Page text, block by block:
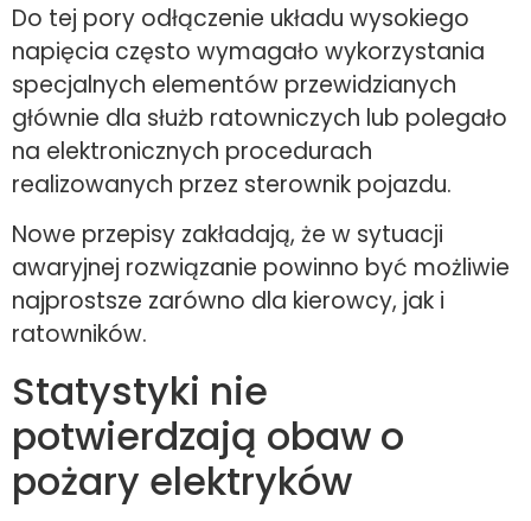
Do tej pory odłączenie układu wysokiego
napięcia często wymagało wykorzystania
specjalnych elementów przewidzianych
głównie dla służb ratowniczych lub polegało
na elektronicznych procedurach
realizowanych przez sterownik pojazdu.
Nowe przepisy zakładają, że w sytuacji
awaryjnej rozwiązanie powinno być możliwie
najprostsze zarówno dla kierowcy, jak i
ratowników.
Statystyki nie
potwierdzają obaw o
pożary elektryków